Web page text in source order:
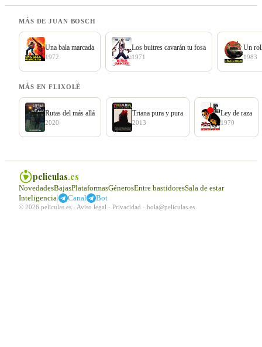
MÁS DE JUAN BOSCH
Una bala marcada
1972
Los buitres cavarán tu fosa
1971
Un
1983
MÁS EN FLIXOLÉ
Rutas del más allá
2020
Triana pura y pura
2013
Ley de raza
1970
peliculas.es
NovedadesBajasPlataformasGénerosEntre bastidoresSala de estar
Inteligencia| Canal Bot
© 2026 peliculas.es · Aviso legal · Privacidad · hola@peliculas.es